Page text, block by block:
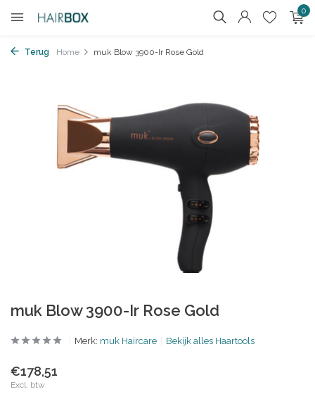
0
Terug Home muk Blow 3900-Ir Rose Gold
muk Blow 3900-Ir Rose Gold
Merk: muk Haircare Bekijk alles Haartools
€178,51
Excl. btw